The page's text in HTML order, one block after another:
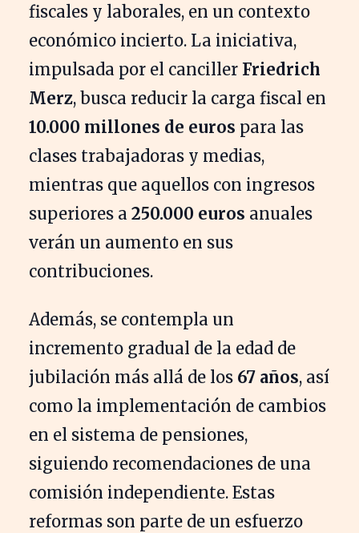
fiscales y laborales, en un contexto
económico incierto. La iniciativa,
impulsada por el canciller Friedrich
Merz, busca reducir la carga fiscal en
10.000 millones de euros para las
clases trabajadoras y medias,
mientras que aquellos con ingresos
superiores a 250.000 euros anuales
verán un aumento en sus
contribuciones.
Además, se contempla un
incremento gradual de la edad de
jubilación más allá de los 67 años, así
como la implementación de cambios
en el sistema de pensiones,
siguiendo recomendaciones de una
comisión independiente. Estas
reformas son parte de un esfuerzo